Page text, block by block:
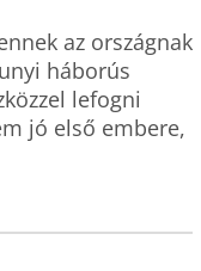
az országnak
háborús
lefogni
jó első embere,